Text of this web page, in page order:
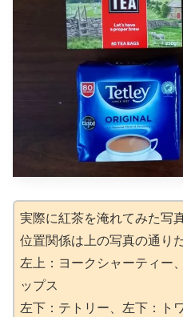
実際に紅茶を淹れてみた写
位置関係は上の写真の通りだ
左上：ヨークシャーティー
ップス
左下：テトリー、左下：ト